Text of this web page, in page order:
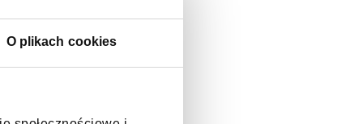
O plikach cookies